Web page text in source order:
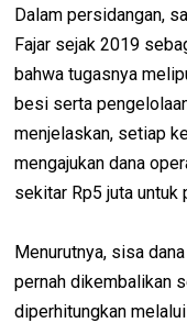
Dalam persidangan,
Fajar sejak 2019
bahwa tugasnya
besi serta
menjelaskan, setiap
mengajukan dana
sekitar Rp5 juta untuk
Menurutnya, sisa
pernah dikembalikan
diperhitungkan